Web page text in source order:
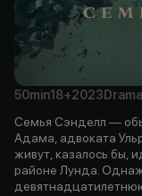
50min18+2023 Drama
Семья Сэнделл —
Адама, адвоката
живут, казалось бы,
районе Лунда.